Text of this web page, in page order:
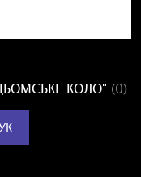
КОЛО" (0)